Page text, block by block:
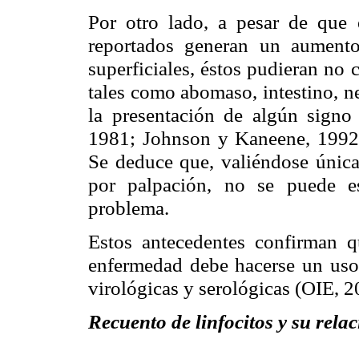
Por otro lado, a pesar de
reportados generan un
superficiales, éstos pudieran no
tales como abomaso, intestino,
la presentación de algún
1981; Johnson y Kaneene,
Se deduce que, valiéndose
por palpación, no se puede
problema.
Estos antecedentes confirman
enfermedad debe hacerse un
virológicas y serológicas (OIE,
Recuento de linfocitos y su